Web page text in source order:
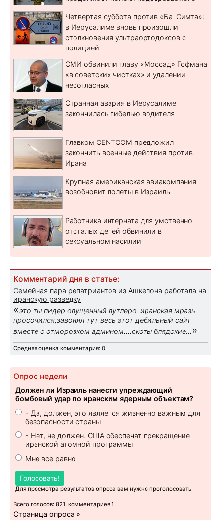
Четвертая суббота против «Ба-Симта»:
в Иерусалиме вновь произошли
столкновения ультраортодоксов с
полицией
СМИ обвинили главу «Моссад» Гофмана
«в советских чистках» и удалении
несогласных
Странная авария в Иерусалиме
закончилась гибелью водителя
Главком CENTCOM предложил
закончить военные действия против
Ирана
Крупная американская авиакомпания
возобновит полеты в Израиль
Работника интерната для умственно
отсталых детей обвинили в
сексуальном насилии
Комментарий дня в статье:
Семейная пара репатриантов из Ашкелона работала на
иранскую разведку
«это ты пидер опущенный путлеро-иранская мразь
просочился,завонял тут весь этот дебильный сайт
вместе с отморозком админом....скоты блядские... »
Средняя оценка комментария: 0
Опрос недели
Должен ли Израиль нанести упреждающий
бомбовый удар по иранским ядерным объектам?
- Да, должен, это является жизненно важным для
безопасности страны
- Нет, не должен. США обеспечат прекращение
иранской атомной программы
Мне все равно
Голосовать!
Для просмотра результатов опроса вам нужно проголосовать
Всего голосов: 821, комментариев 1
Страница опроса »